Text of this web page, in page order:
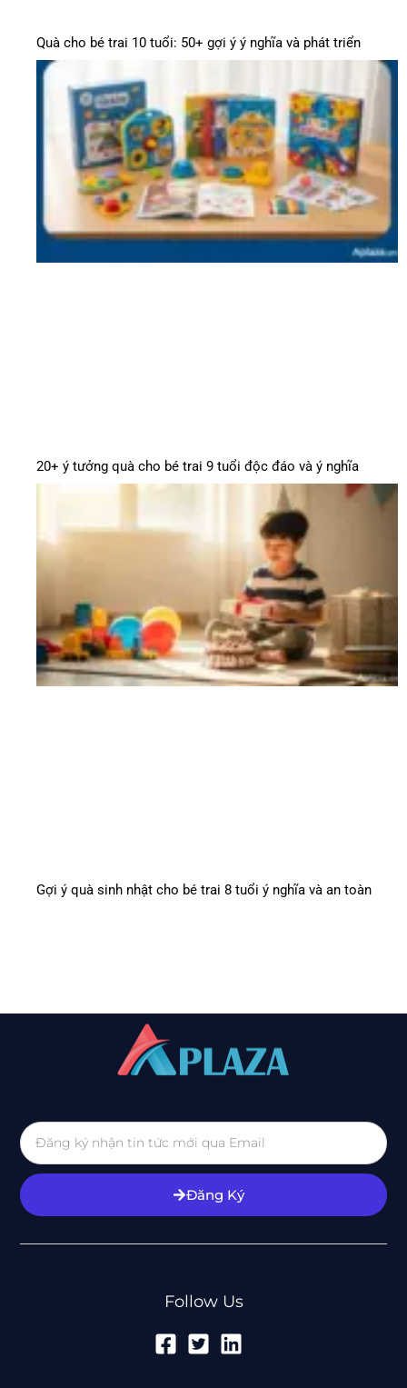
Quà cho bé trai 10 tuổi: 50+ gợi ý ý nghĩa và phát triển
20+ ý tưởng quà cho bé trai 9 tuổi độc đáo và ý nghĩa
Gợi ý quà sinh nhật cho bé trai 8 tuổi ý nghĩa và an toàn
Đăng Ký
Follow Us